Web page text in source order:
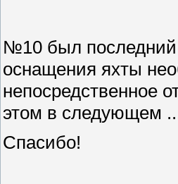
№10 был последний
оснащения яхты
непосредственное
этом в следующем
Спасибо!